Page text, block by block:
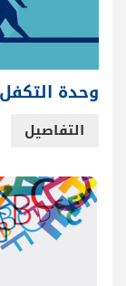
وحدة
التفاصيل